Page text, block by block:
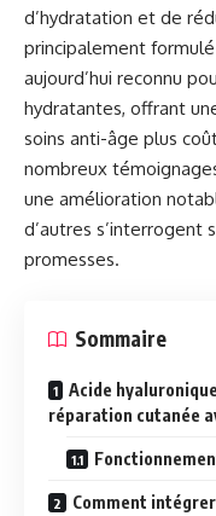
d’hydratation et de
principalement
aujourd’hui reconnu
hydratantes, offrant
soins anti-âge plus
nombreux
une amélioration
d’autres s’interrogent
promesses.
Sommaire
Acide
réparation cutanée
Comment